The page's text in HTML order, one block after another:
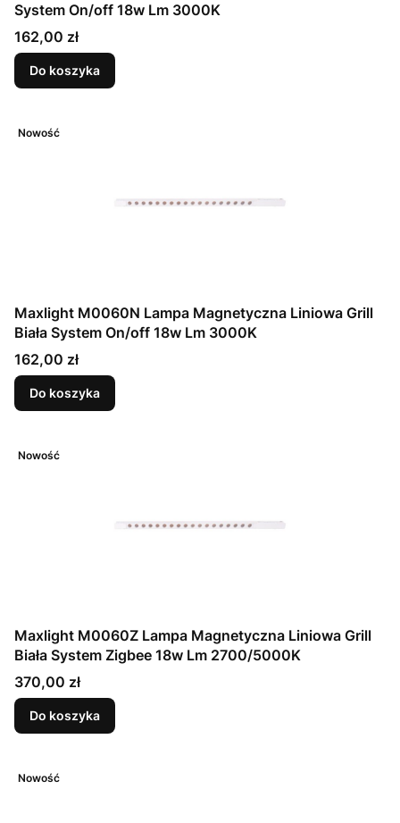
System On/off 18w Lm 3000K
Cena
162,00 zł
Do koszyka
Nowość
Maxlight M0060N Lampa Magnetyczna Liniowa Grill
Biała System On/off 18w Lm 3000K
Cena
162,00 zł
Do koszyka
Nowość
Maxlight M0060Z Lampa Magnetyczna Liniowa Grill
Biała System Zigbee 18w Lm 2700/5000K
Cena
370,00 zł
Do koszyka
Nowość